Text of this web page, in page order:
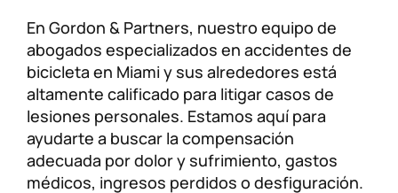
En Gordon & Partners, nuestro equipo de
abogados especializados en accidentes de
bicicleta en Miami y sus alrededores está
altamente calificado para litigar casos de
lesiones personales. Estamos aquí para
ayudarte a buscar la compensación
adecuada por dolor y sufrimiento, gastos
médicos, ingresos perdidos o desfiguración.